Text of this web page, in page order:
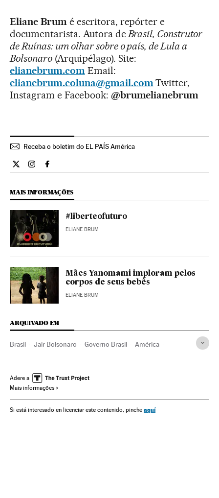
Eliane Brum é escritora, repórter e
documentarista. Autora deBrasil, Construtor
de Ruínas: um olhar sobre o país, de Lula a
Bolsonaro(Arquipélago). Site:
elianebrum.com Email:
elianebrum.coluna@gmail.com Twitter,
Instagram e Facebook: @brumelianebrum
Receba o boletim do EL PAÍS América
Opiniao El País Brasil en Twitter
Opiniao El País Brasil en Instagram
Opiniao El País Brasil en Facebook
MAIS INFORMAÇÕES
#liberteofuturo
ELIANE BRUM
Mães Yanomami imploram pelos
corpos de seus bebês
ELIANE BRUM
ARQUIVADO EM
Brasil Jair Bolsonaro Governo Brasil América
Genocídio Direitos humanos
Minorias raciais
Forças Armadas Brasileiras Negros Democracia
Adere a
Mais informações
Si está interesado en licenciar este contenido, pinche aquí